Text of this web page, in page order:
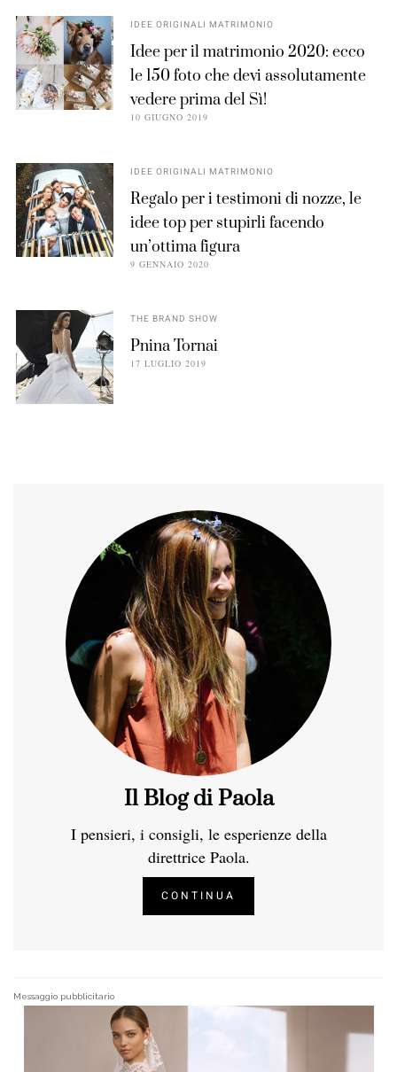
IDEE ORIGINALI MATRIMONIO
Idee per il matrimonio 2020: ecco
le 150 foto che devi assolutamente
vedere prima del Sì!
10 GIUGNO 2019
IDEE ORIGINALI MATRIMONIO
Regalo per i testimoni di nozze, le
idee top per stupirli facendo
un’ottima figura
9 GENNAIO 2020
THE BRAND SHOW
Pnina Tornai
17 LUGLIO 2019
Il Blog di Paola
I pensieri, i consigli, le esperienze della
direttrice Paola.
CONTINUA
Messaggio pubblicitario